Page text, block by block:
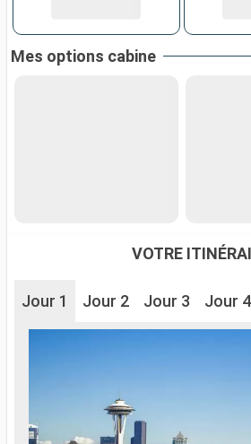
Mes options cabine
VOTRE
Jour 1 Jour 2 Jour 3 Jour 4